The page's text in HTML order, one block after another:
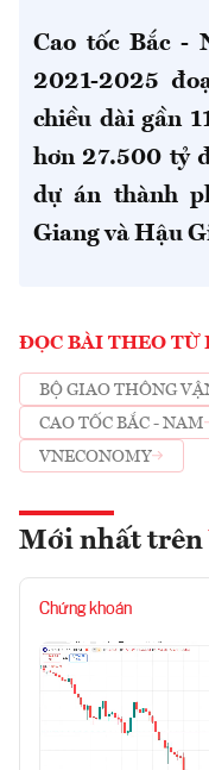
Cao tốc Bắc -
2021-2025
chiều dài gần
hơn 27.500 tỷ
dự án thành
Giang và Hậu
ĐỌC BÀI THEO TỪ
BỘ GIAO THÔNG
CAO TỐC BẮC - NAM
VNECONOMY
Mới nhất trên
Chứng khoán